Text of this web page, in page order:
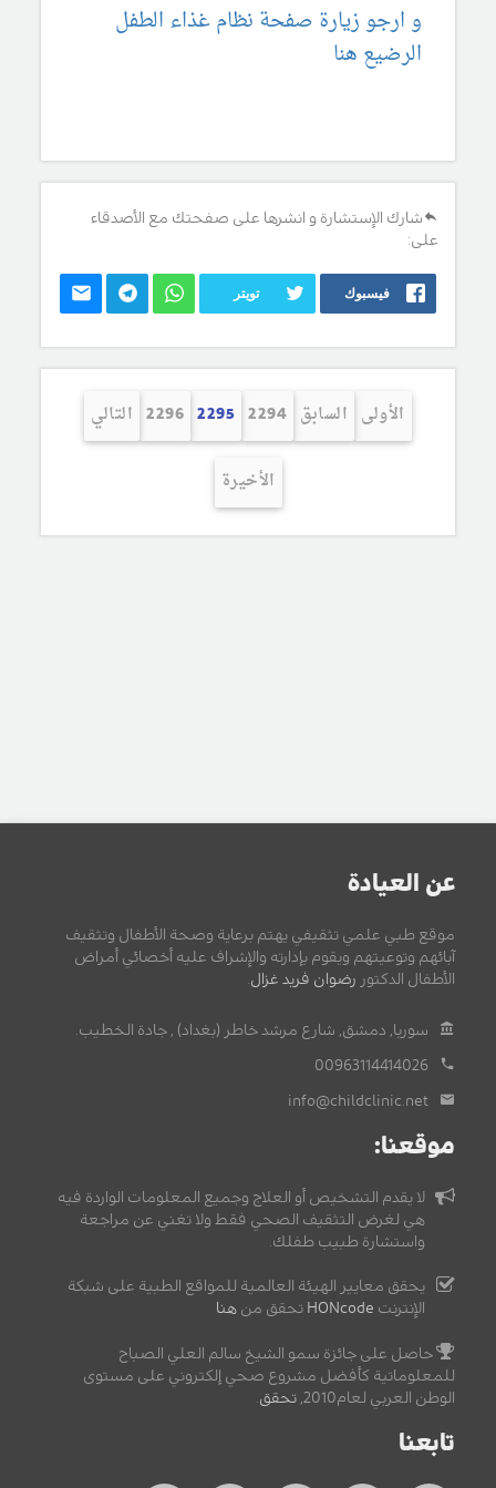
و ارجو زيارة صفحة نظام غذاء الطفل
الرضيع هنا
شارك الإستشارة و انشرها على صفحتك مع الأصدقاء
على:
فيسبوك تويتر
الأولى السابق 2294
2295
2296 التالي
الأخيرة
عن العيادة
موقع طبي علمي تثقيفي يهتم برعاية وصحة الأطفال وتثقيف
آبائهم وتوعيتهم ويقوم بإدارته والإشراف عليه أخصائي أمراض
الأطفال الدكتور رضوان فريد غزال
سوريا, دمشق, شارع مرشد خاطر (بغداد) , جادة الخطيب.
00963114414026
info@childclinic.net
موقعنا:
لا يقدم التشخيص أو العلاج وجميع المعلومات الواردة فيه
هي لغرض التثقيف الصحي فقط ولا تغني عن مراجعة
واستشارة طبيب طفلك.
يحقق معايير الهيئة العالمية للمواقع الطبية على شبكة
الإنترنت HONcode تحقق من هنا
حاصل على جائزة سمو الشيخ سالم العلي الصباح
للمعلوماتية كأفضل مشروع صحي إلكتروني على مستوى
الوطن العربي لعام2010,
تحقق
تابعنا